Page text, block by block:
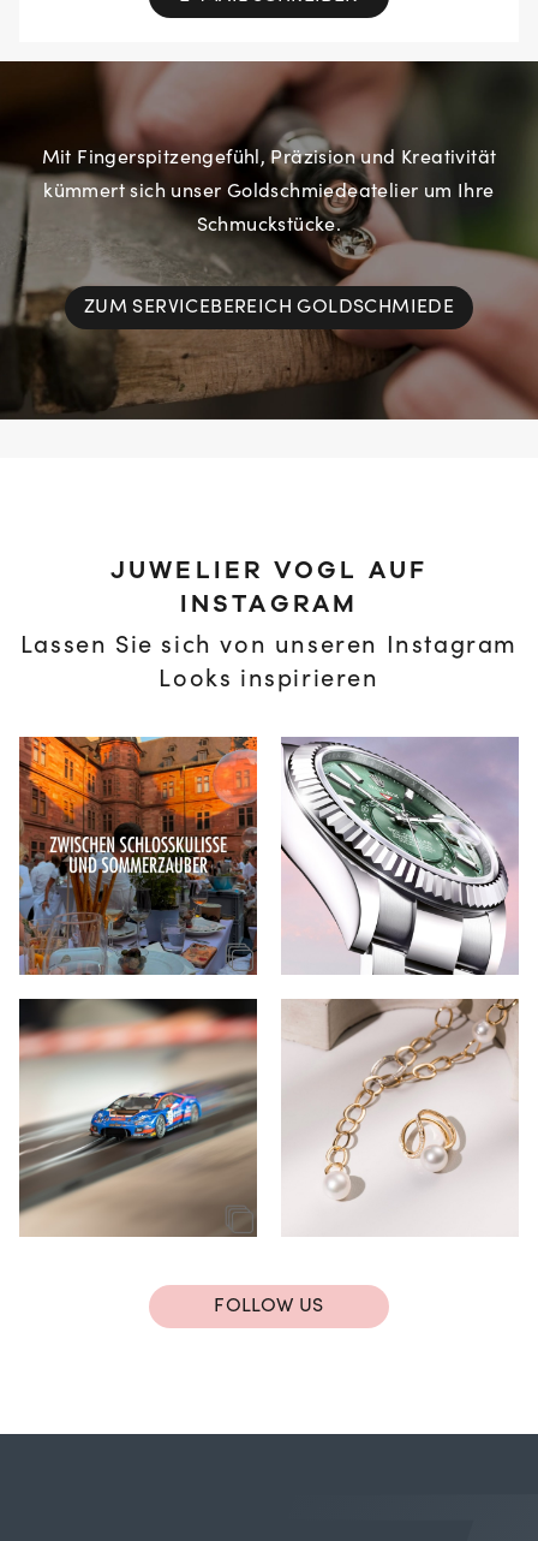
Mit Fingerspitzengefühl, Präzision und Kreativität
kümmert sich unser Goldschmiedeatelier um Ihre
Schmuckstücke.
ZUM SERVICEBEREICH GOLDSCHMIEDE
JUWELIER VOGL AUF
INSTAGRAM
Lassen Sie sich von unseren Instagram
Looks inspirieren
FOLLOW US